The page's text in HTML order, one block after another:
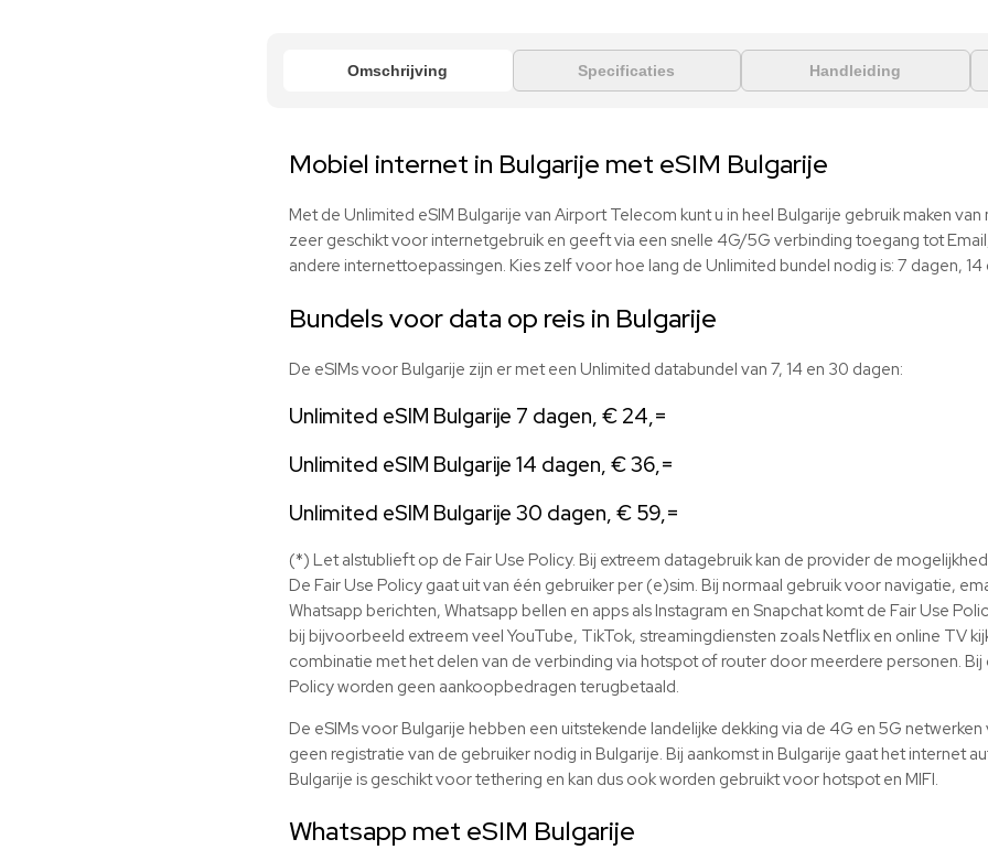
Omschrijving Specificaties Handleiding
Mobiel internet in Bulgarije met eSIM Bulgarije
Met de Unlimited eSIM Bulgarije van Airport Telecom kunt u in heel Bulgarije gebruik maken
zeer geschikt voor internetgebruik en geeft via een snelle 4G/5G verbinding toegang tot
andere internettoepassingen. Kies zelf voor hoe lang de Unlimited bundel nodig is: 7 dagen,
Bundels voor data op reis in Bulgarije
De eSIMs voor Bulgarije zijn er met een Unlimited databundel van 7, 14 en 30 dagen:
Unlimited eSIM Bulgarije 7 dagen, € 24,=
Unlimited eSIM Bulgarije 14 dagen, € 36,=
Unlimited eSIM Bulgarije 30 dagen, € 59,=
(*) Let alstublieft op de Fair Use Policy. Bij extreem datagebruik kan de provider de
De Fair Use Policy gaat uit van één gebruiker per (e)sim. Bij normaal gebruik voor navigatie,
Whatsapp berichten, Whatsapp bellen en apps als Instagram en Snapchat komt de Fair Use
bij bijvoorbeeld extreem veel YouTube, TikTok, streamingdiensten zoals Netflix en online TV
combinatie met het delen van de verbinding via hotspot of router door meerdere personen. Bij
Policy worden geen aankoopbedragen terugbetaald.
De eSIMs voor Bulgarije hebben een uitstekende landelijke dekking via de 4G en 5G
geen registratie van de gebruiker nodig in Bulgarije. Bij aankomst in Bulgarije gaat het internet
Bulgarije is geschikt voor tethering en kan dus ook worden gebruikt voor hotspot en MIFI.
Whatsapp met eSIM Bulgarije